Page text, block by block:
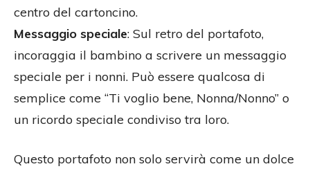
centro del cartoncino.
Messaggio speciale: Sul retro del portafoto,
incoraggia il bambino a scrivere un messaggio
speciale per i nonni. Può essere qualcosa di
semplice come “Ti voglio bene, Nonna/Nonno” o
un ricordo speciale condiviso tra loro.
Questo portafoto non solo servirà come un dolce